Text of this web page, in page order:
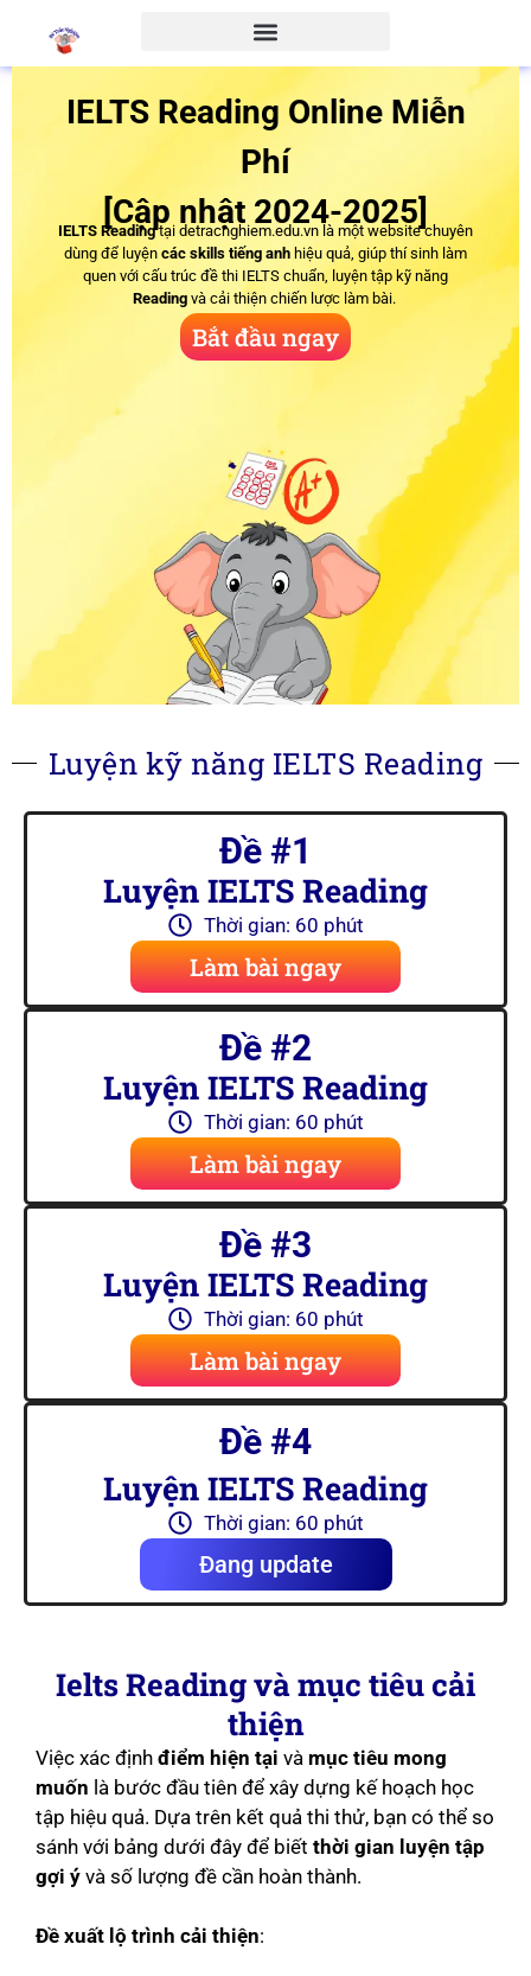
IELTS Reading Online Miễn
Phí
[Cập nhật 2024-2025]
IELTS Readingtại detracnghiem.edu.vn là một website chuyên
dùng để luyện các skills tiếng anh hiệu quả, giúp thí sinh làm
quen với cấu trúc đề thi IELTS chuẩn, luyện tập kỹ năng
Reading và cải thiện chiến lược làm bài.
Bắt đầu ngay
Luyện kỹ năng IELTS Reading
Đề #1
Luyện IELTS Reading
Thời gian: 60 phút
Làm bài ngay
Đề #2
Luyện IELTS Reading
Thời gian: 60 phút
Làm bài ngay
Đề #3
Luyện IELTS Reading
Thời gian: 60 phút
Làm bài ngay
Đề #4
Luyện IELTS Reading
Thời gian: 60 phút
Đang update
Ielts Reading và mục tiêu cải
thiện
Việc xác định điểm hiện tại và mục tiêu mong
muốn là bước đầu tiên để xây dựng kế hoạch học
tập hiệu quả. Dựa trên kết quả thi thử, bạn có thể so
sánh với bảng dưới đây để biết thời gian luyện tập
gợi ý và số lượng đề cần hoàn thành.
Đề xuất lộ trình cải thiện: